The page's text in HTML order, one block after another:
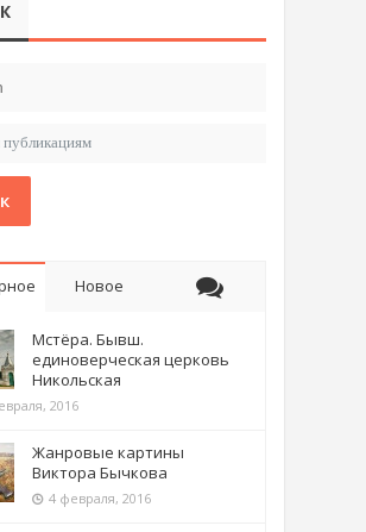
Новое
Мстёра. Бывш.
единоверческая церковь
Никольская
2016
Жанровые картины
Виктора Бычкова
4 февраля, 2016